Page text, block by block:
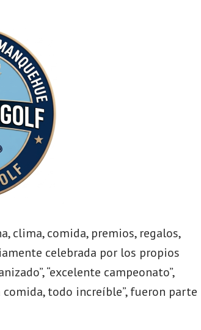
clima, comida, premios, regalos,
celebrada por los propios
“excelente campeonato”,
comida, todo increíble”, fueron parte